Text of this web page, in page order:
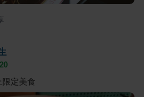
限定美食